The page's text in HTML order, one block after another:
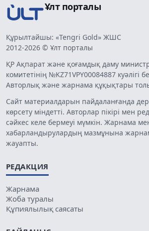
Ұлт порталы
Құрылтайшы: «Tengri Gold» ЖШС
2012-2026 © Ұлт порталы
ҚР Ақпарат және қоғамдық даму
комитетінің №KZ71VPY00084887 куәлігі
Авторлық және жарнама құқықтары
Сайт материалдарын пайдаланғанда
көрсету міндетті. Авторлар пікірі мен
сәйкес келе бермеуі мүмкін. Жарнама
хабарландырулардың мазмұнына
жауапты.
РЕДАКЦИЯ
Жарнама
Жоба туралы
Құпиялылық саясаты